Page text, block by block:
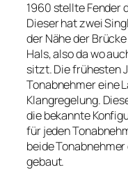
1960 stellte Fender
Dieser hat zwei
der Nähe der
Hals, also da wo
sitzt. Die frühesten
Tonabnehmer eine
Klangregelung.
die bekannte
für jeden
beide
gebaut.